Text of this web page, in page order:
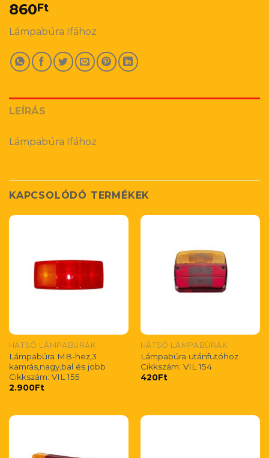
860Ft
Lámpabúra Ifához
LEÍRÁS
Lámpabúra Ifához
KAPCSOLÓDÓ TERMÉKEK
HÁTSÓ LÁMPABÚRÁK
Lámpabúra MB-hez,3
kamrás,nagy,bal és jobb
Cikkszám: VIL 155
2.900Ft
HÁTSÓ LÁMPABÚRÁK
Lámpabúra utánfutóhoz
Cikkszám: VIL 154
420Ft